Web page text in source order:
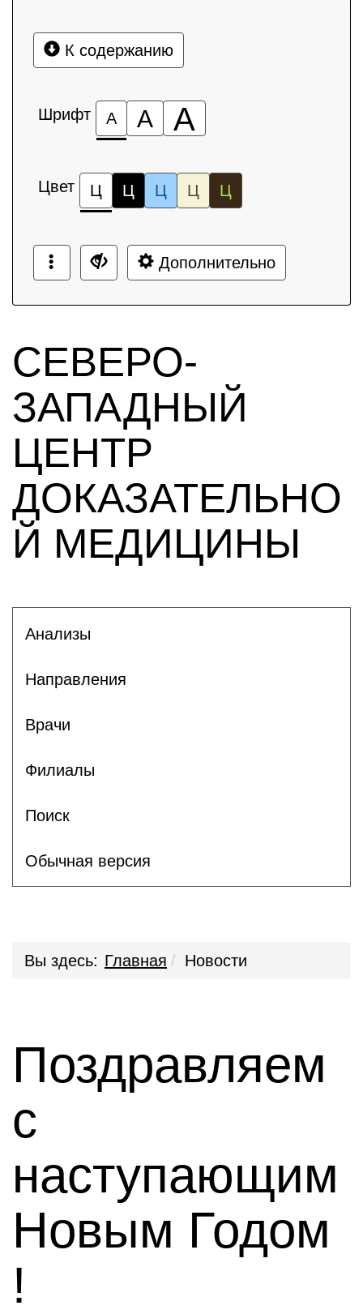
К содержанию
Шрифт А А А
Цвет Ц Ц Ц Ц Ц
Дополнительно
СЕВЕРО-
ЗАПАДНЫЙ
ЦЕНТР
ДОКАЗАТЕЛЬНО
Й МЕДИЦИНЫ
Анализы
Направления
Врачи
Филиалы
Поиск
Обычная версия
Вы здесь: Главная Новости
Поздравляем
с
наступающим
Новым Годом
!